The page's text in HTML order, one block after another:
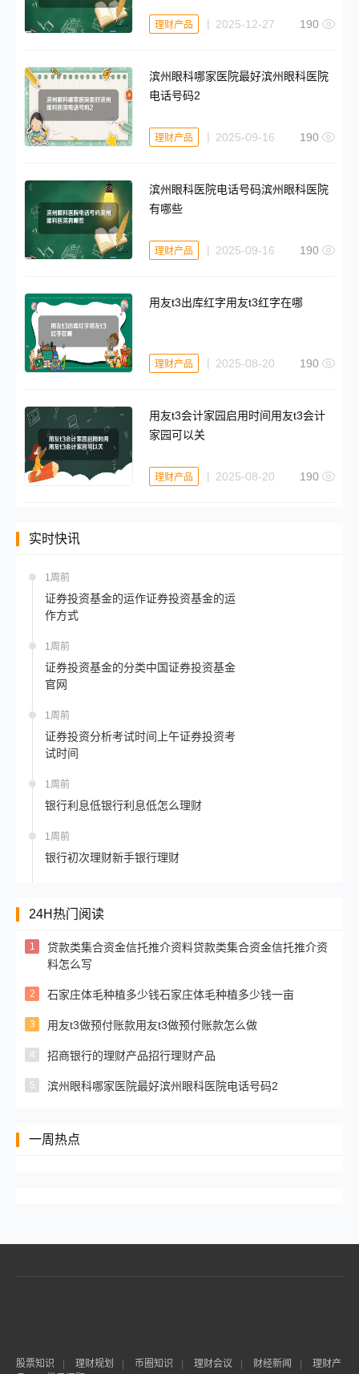
理财产品 2025-12-27 190
滨州眼科哪家医院最好滨州眼科医院
电话号码2
理财产品 2025-09-16 190
滨州眼科医院电话号码滨州眼科医院
有哪些
理财产品 2025-09-16 190
用友t3出库红字用友t3红字在哪
理财产品 2025-08-20 190
用友t3会计家园启用时间用友t3会计
家园可以关
理财产品 2025-08-20 190
实时快讯
1周前
证券投资基金的运作证券投资基金的运
作方式
1周前
证券投资基金的分类中国证券投资基金
官网
1周前
证券投资分析考试时间上午证券投资考
试时间
1周前
银行利息低银行利息低怎么理财
1周前
银行初次理财新手银行理财
24H热门阅读
1
贷款类集合资金信托推介资料贷款类集合资金信托推介资
料怎么写
2 石家庄体毛种植多少钱石家庄体毛种植多少钱一亩
3 用友t3做预付账款用友t3做预付账款怎么做
4 招商银行的理财产品招行理财产品
5 滨州眼科哪家医院最好滨州眼科医院电话号码2
一周热点
股票知识 理财规划 币圈知识 理财会议 财经新闻
理财产